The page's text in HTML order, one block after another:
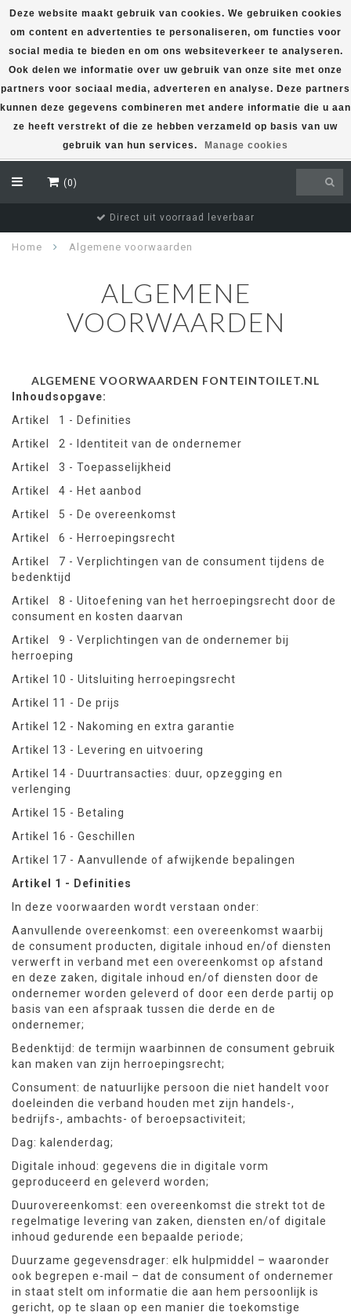
(0)
Direct uit voorraad leverbaar
Home Algemene voorwaarden
ALGEMENE
VOORWAARDEN
ALGEMENE VOORWAARDEN FONTEINTOILET.NL
Inhoudsopgave:
Artikel 1 - Definities
Artikel 2 - Identiteit van de ondernemer
Artikel 3 - Toepasselijkheid
Artikel 4 - Het aanbod
Artikel 5 - De overeenkomst
Artikel 6 - Herroepingsrecht
Artikel 7 - Verplichtingen van de consument tijdens de
bedenktijd
Artikel 8 - Uitoefening van het herroepingsrecht door de
consument en kosten daarvan
Artikel 9 - Verplichtingen van de ondernemer bij
herroeping
Artikel 10 - Uitsluiting herroepingsrecht
Artikel 11 - De prijs
Artikel 12 - Nakoming en extra garantie
Artikel 13 - Levering en uitvoering
Artikel 14 - Duurtransacties: duur, opzegging en
verlenging
Artikel 15 - Betaling
Artikel 16 - Geschillen
Artikel 17 - Aanvullende of afwijkende bepalingen
Artikel 1 - Definities
In deze voorwaarden wordt verstaan onder:
Aanvullende overeenkomst: een overeenkomst waarbij
de consument producten, digitale inhoud en/of diensten
verwerft in verband met een overeenkomst op afstand
en deze zaken, digitale inhoud en/of diensten door de
ondernemer worden geleverd of door een derde partij op
basis van een afspraak tussen die derde en de
ondernemer;
Bedenktijd: de termijn waarbinnen de consument gebruik
kan maken van zijn herroepingsrecht;
Consument: de natuurlijke persoon die niet handelt voor
doeleinden die verband houden met zijn handels-,
bedrijfs-, ambachts- of beroepsactiviteit;
Dag: kalenderdag;
Digitale inhoud: gegevens die in digitale vorm
geproduceerd en geleverd worden;
Duurovereenkomst: een overeenkomst die strekt tot de
regelmatige levering van zaken, diensten en/of digitale
inhoud gedurende een bepaalde periode;
Duurzame gegevensdrager: elk hulpmiddel – waaronder
ook begrepen e-mail – dat de consument of ondernemer
in staat stelt om informatie die aan hem persoonlijk is
gericht, op te slaan op een manier die toekomstige
Deze website maakt gebruik van cookies. We gebruiken cookies
om content en advertenties te personaliseren, om functies voor
social media te bieden en om ons websiteverkeer te analyseren.
Ook delen we informatie over uw gebruik van onze site met onze
partners voor sociaal media, adverteren en analyse. Deze partners
kunnen deze gegevens combineren met andere informatie die u aan
ze heeft verstrekt of die ze hebben verzameld op basis van uw
gebruik van hun services.
Manage cookies